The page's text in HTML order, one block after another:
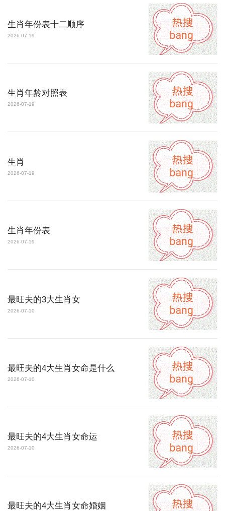
生肖年份表十二顺序
2026-07-19
生肖年龄对照表
2026-07-19
生肖
2026-07-19
生肖年份表
2026-07-19
最旺夫的3大生肖女
2026-07-10
最旺夫的4大生肖女命是什么
2026-07-10
最旺夫的4大生肖女命运
2026-07-10
最旺夫的4大生肖女命婚姻